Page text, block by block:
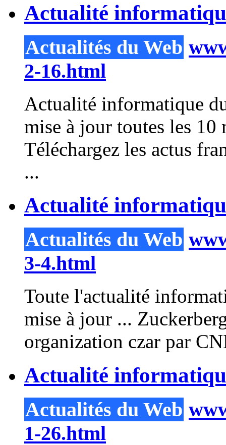
Actualité
Actualités du Web
2-16.html
Actualité informatique
mise à jour toutes les
Téléchargez les actus
...
Actualité
Actualités du Web
3-4.html
Toute l'actualité
mise à jour ...
organization czar par
Actualité
Actualités du Web
1-26.html